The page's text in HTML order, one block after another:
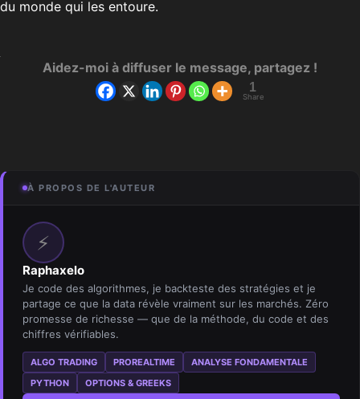
du monde qui les entoure.
Aidez-moi à diffuser le message, partagez !
1
Share
À PROPOS DE L'AUTEUR
⚡
Raphaxelo
Je code des algorithmes, je backteste des stratégies et je
partage ce que la data révèle vraiment sur les marchés. Zéro
promesse de richesse — que de la méthode, du code et des
chiffres vérifiables.
ALGO TRADING PROREALTIME
ANALYSE FONDAMENTALE
PYTHON
OPTIONS & GREEKS